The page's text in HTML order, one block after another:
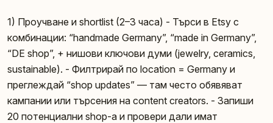
1) Проучване и shortlist (2–3 часа) - Търси в Etsy с
комбинации: “handmade Germany”, “made in Germany”,
“DE shop”, + нишови ключови думи (jewelry, ceramics,
sustainable). - Филтрирай по location = Germany и
преглеждай “shop updates” — там често обявяват
кампании или търсения на content creators. - Запиши
20 потенциални shop-a и провери дали имат